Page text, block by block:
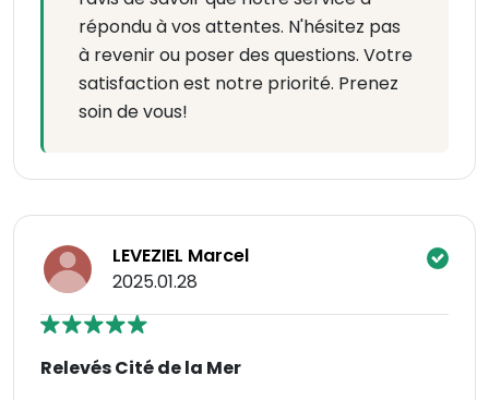
répondu à vos attentes. N'hésitez pas
à revenir ou poser des questions. Votre
satisfaction est notre priorité. Prenez
soin de vous!
LEVEZIEL Marcel
2025.01.28
Relevés Cité de la Mer